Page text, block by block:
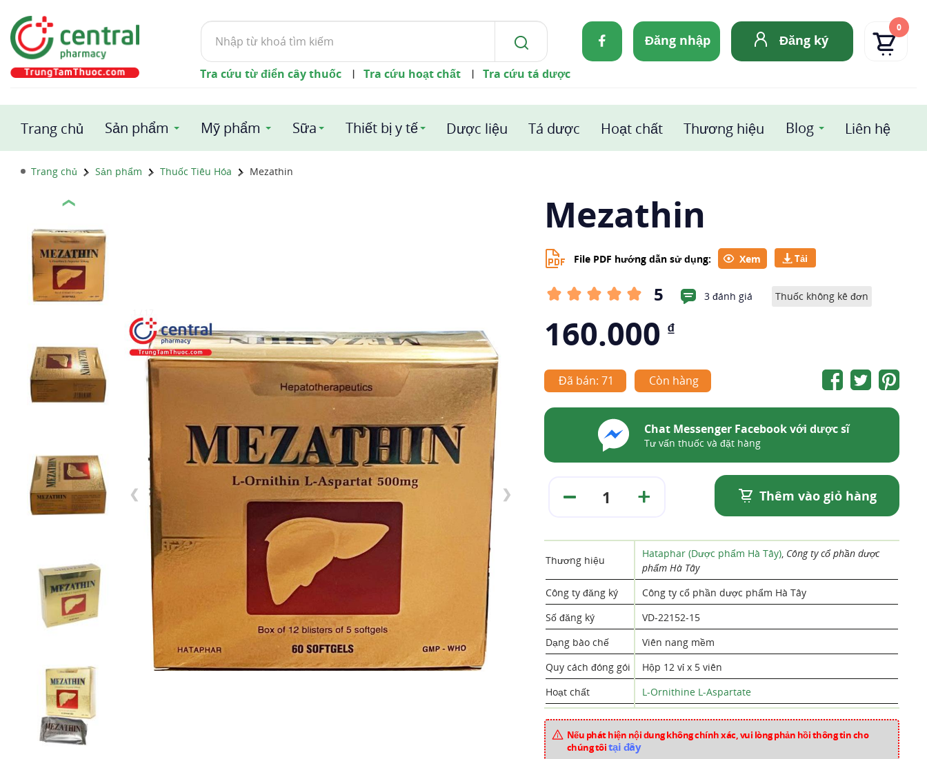
Tìm
kiếm
Đăng nhập Đăng ký
0
Tra cứu từ điển cây thuốc | Tra cứu hoạt chất | Tra cứu tá dược
Trang chủ Sản phẩm Mỹ phẩm Sữa Thiết bị y tế Dược liệu Tá dược Hoạt chất Thương hiệu Blog Liên hệ
Trang chủ Sản phẩm Thuốc Tiêu Hóa Mezathin
❮
❮ ❯
Mezathin
File PDF hướng dẫn sử dụng: Xem
5 3 đánh giá Thuốc không kê đơn
160.000 ₫
Đã bán: 71 Còn hàng
Chat Messenger Facebook với dược sĩ
Tư vấn thuốc và đặt hàng
Thêm vào giỏ hàng
Thương hiệu
Hataphar (Dược phẩm Hà Tây), Công ty cổ phần dược
phẩm Hà Tây
Công ty đăng ký
Công ty cổ phần dược phẩm Hà Tây
Số đăng ký
VD-22152-15
Dạng bào chế
Viên nang mềm
Quy cách đóng gói
Hộp 12 vỉ x 5 viên
Hoạt chất
L-Ornithine L-Aspartate
Xuất xứ
Việt Nam
Mã sản phẩm
m650
Nếu phát hiện nội dung không chính xác, vui lòng phản hồi thông tin cho
chúng tôitại đây